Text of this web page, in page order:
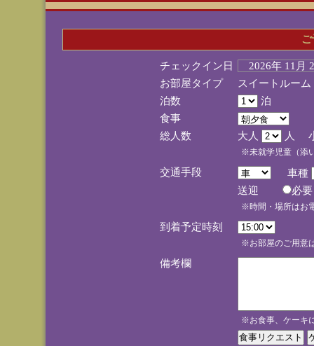
チェックイン日
2026年 11
お部屋タイプ
スイートルー
泊数
泊
食事
総人数
大人 人
※未就学児童（添
交通手段
車種
送迎
※時間・場所はお
到着予定時刻
※お部屋のご用意
備考欄
※お食事、ケーキ